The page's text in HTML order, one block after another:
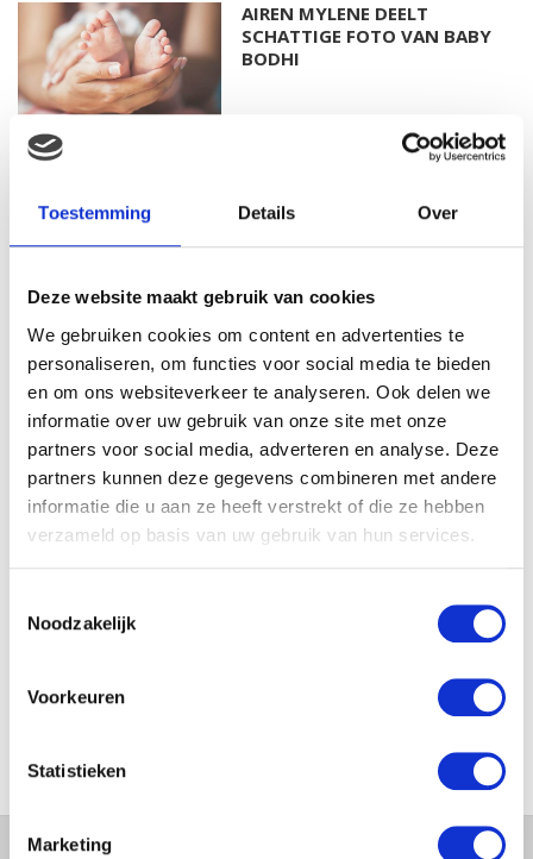
Toestemming Details Over
Deze website maakt gebruik van cookies
We gebruiken cookies om content en advertenties te
personaliseren, om functies voor social media te bieden
en om ons websiteverkeer te analyseren. Ook delen we
informatie over uw gebruik van onze site met onze
partners voor social media, adverteren en analyse. Deze
partners kunnen deze gegevens combineren met andere
informatie die u aan ze heeft verstrekt of die ze hebben
verzameld op basis van uw gebruik van hun services.
Noodzakelijk
Voorkeuren
Statistieken
Marketing
AIREN MYLENE DEELT
SCHATTIGE FOTO VAN BABY
BODHI
KIM KÖTTER DEELT PRACHTIGE
GEZINSFOTO MET HAAR
MANNEN
JOSJE HUISMAN SHOWT
BABYBUIK OP IBIZA
PRACHTIGE FOTO MET BABY